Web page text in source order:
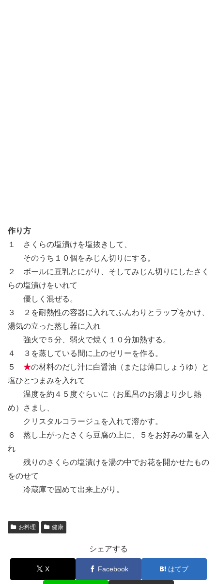
作り方
１ さくらの塩漬けを塩抜きして、
そのうち１０個をみじん切りにする。
２ ボールに豆乳とにがり、そしてみじん切りにしたさく
らの塩漬けをいれて
優しく混ぜる。
３ ２を耐熱性の容器に入れてふんわりとラップをかけ、
湯気の立った蒸し器に入れ
強火で５分、弱火で焼く１０分加熱する。
４ ３を蒸している間に上のゼリーを作る。
５ ★の材料のだし汁に白醤油（または薄口しょうゆ）と
塩ひとつまみを入れて
温度を約４５度ぐらいに（お風呂のお湯より少し熱
め）さまし、
クリスタルコラージュを入れて溶かす。
６ 蒸し上がったさくら豆腐の上に、５をお好みの量を入
れ
残りのさくらの塩漬けを湯の中でお花を開かせたもの
をのせて
冷蔵庫で固めて出来上がり。
お料理 健康
シェアする
X Facebook はてブ